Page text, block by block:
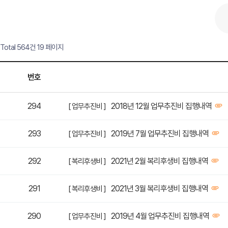
Total 564건 19 페이지
번호
294 [ 업무추진비 ] 2018년 12월 업무추진비 집행내역
293 [ 업무추진비 ] 2019년 7월 업무추진비 집행내역
292 [ 복리후생비 ] 2021년 2월 복리후생비 집행내역
291 [ 복리후생비 ] 2021년 3월 복리후생비 집행내역
290 [ 업무추진비 ] 2019년 4월 업무추진비 집행내역